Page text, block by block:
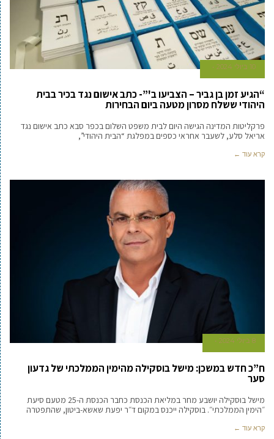
10 ביולי 2024
“הגיע זמן בן גביר – הצביעו ב'”- כתב אישום נגד בכיר בבית
היהודי ששלח מסרון מטעה ביום הבחירות
פרקליטות המדינה הגישה היום לבית משפט השלום בכפר סבא כתב אישום נגד
אריאל סלע, לשעבר אחראי כספים במפלגת “הבית היהודי”,
קרא עוד ←
8 ביולי 2024
ח”כ חדש במשכן: מישל בוסקילה מהימין הממלכתי של גדעון
סער
מישל בוסקילה יושבע מחר במליאת הכנסת כחבר הכנסת ה-25 מטעם סיעת
״הימין הממלכתי״. בוסקילה ייכנס במקום ד״ר יפעת שאשא-ביטון, שהתפטרה
קרא עוד ←